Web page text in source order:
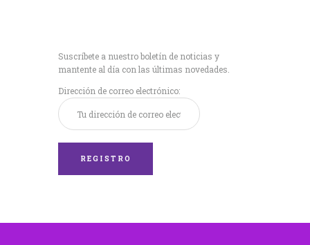
Suscríbete a nuestro boletín de noticias y
mantente al día con las últimas novedades.
Dirección de correo electrónico: